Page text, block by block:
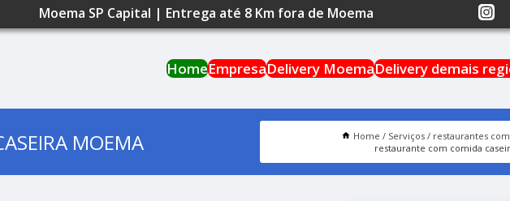
Moema SP Capital | Entrega até 8 Km fora de Moema
HomeEmpresaDelivery MoemaDelivery demais
MOEMA Home Serviços
restaurantes
restaurante com comida